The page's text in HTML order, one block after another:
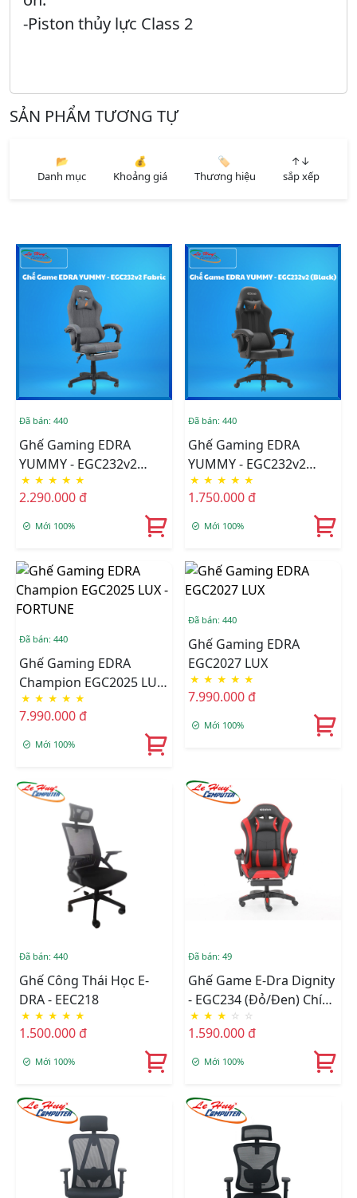
-Piston thủy lực Class 2
SẢN PHẨM TƯƠNG TỰ
📂
Danh mục
💰
Khoảng giá
🏷️
Thương hiệu
↑↓
sắp xếp
Đã bán: 440
Ghế Gaming EDRA
YUMMY - EGC232v2
Fabric
★ ★ ★ ★ ★
2.290.000 đ
Mới 100%
Đã bán: 440
Ghế Gaming EDRA
YUMMY - EGC232v2
(Black)
★ ★ ★ ★ ★
1.750.000 đ
Mới 100%
Đã bán: 440
Ghế Gaming EDRA
Champion EGC2025 LUX
- FORTUNE
★ ★ ★ ★ ★
7.990.000 đ
Mới 100%
Đã bán: 440
Ghế Gaming EDRA
EGC2027 LUX
★ ★ ★ ★ ★
7.990.000 đ
Mới 100%
Đã bán: 440
Ghế Công Thái Học E-
DRA - EEC218
★ ★ ★ ★ ★
1.500.000 đ
Mới 100%
Đã bán: 49
Ghế Game E-Dra Dignity
- EGC234 (Đỏ/Đen) Chính
Hãng
★ ★ ★ ☆ ☆
1.590.000 đ
Mới 100%